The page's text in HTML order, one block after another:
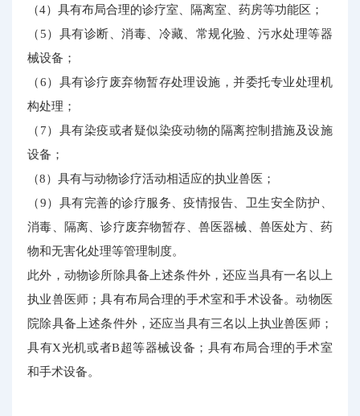
（4）具有布局合理的诊疗室、隔离室、药房等功能区；
（5）具有诊断、消毒、冷藏、常规化验、污水处理等器
械设备；
（6）具有诊疗废弃物暂存处理设施，并委托专业处理机
构处理；
（7）具有染疫或者疑似染疫动物的隔离控制措施及设施
设备；
（8）具有与动物诊疗活动相适应的执业兽医；
（9）具有完善的诊疗服务、疫情报告、卫生安全防护、
消毒、隔离、诊疗废弃物暂存、兽医器械、兽医处方、药
物和无害化处理等管理制度。
此外，动物诊所除具备上述条件外，还应当具有一名以上
执业兽医师；具有布局合理的手术室和手术设备。动物医
院除具备上述条件外，还应当具有三名以上执业兽医师；
具有X光机或者B超等器械设备；具有布局合理的手术室
和手术设备。